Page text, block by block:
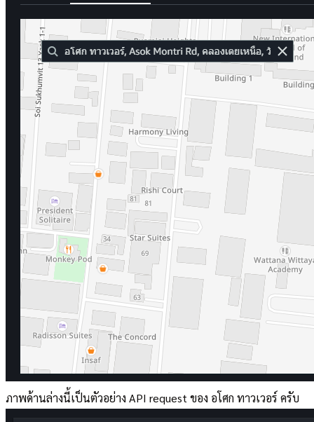
ภาพด้านล่างนี้เป็นตัวอย่าง API request ของ อโศก ทาวเวอร์ ครับ